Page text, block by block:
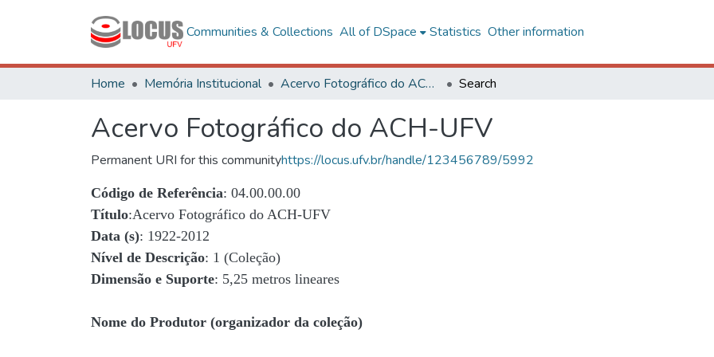
Communities & Collections All of DSpace Statistics Other information
Home Memória Institucional Acervo Fotográfico do ACH-UFV Search
Acervo Fotográfico do ACH-UFV
Permanent URI for this communityhttps://locus.ufv.br/handle/123456789/5992
Código de Referência: 04.00.00.00
Título:Acervo Fotográfico do ACH-UFV
Data (s): 1922-2012
Nível de Descrição: 1 (Coleção)
Dimensão e Suporte: 5,25 metros lineares
Nome do Produtor (organizador da coleção)